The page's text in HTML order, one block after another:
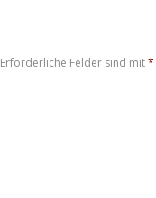
Erforderliche Felder sind mit*